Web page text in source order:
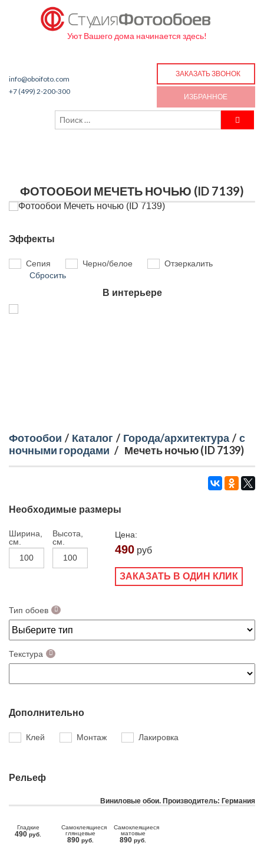
Уют Вашего дома начинается здесь!
info@oboifoto.com
+7 (499) 2-200-300
ЗАКАЗАТЬ ЗВОНОК
ИЗБРАННОЕ
ФОТООБОИ МЕЧЕТЬ НОЧЬЮ (ID 7139)
Эффекты
Сепия Черно/белое
Отзеркалить
Сбросить
В интерьере
Фотообои / Каталог / Города/архитектура / с
ночными городами / Мечеть ночью (ID 7139)
Необходимые размеры
Ширина,
см.
Высота,
см.
Цена:
490 руб
ЗАКАЗАТЬ В ОДИН КЛИК
Тип обоев
Текстура
Дополнительно
Клей Монтаж Лакировка
Рельеф
Виниловые обои. Производитель: Германия
Гладкие
490 руб.
Самоклеящиеся
глянцевые
890 руб.
Самоклеящиеся
матовые
890 руб.